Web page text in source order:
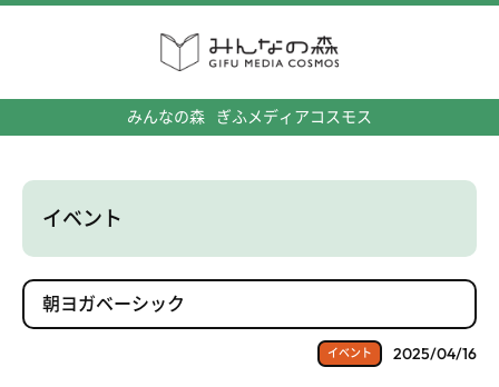
みんなの森 ぎふメディアコスモス
イベント
朝ヨガベーシック
イベント 2025/04/16